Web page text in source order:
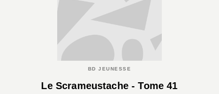
BD JEUNESSE
Le Scrameustache - Tome 41